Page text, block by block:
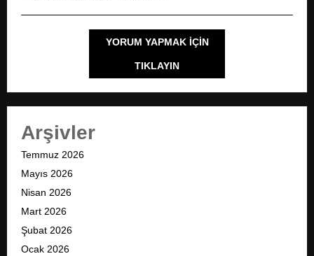
YORUM YAPMAK IÇIN
TIKLAYIN
Arşivler
Temmuz 2026
Mayıs 2026
Nisan 2026
Mart 2026
Şubat 2026
Ocak 2026